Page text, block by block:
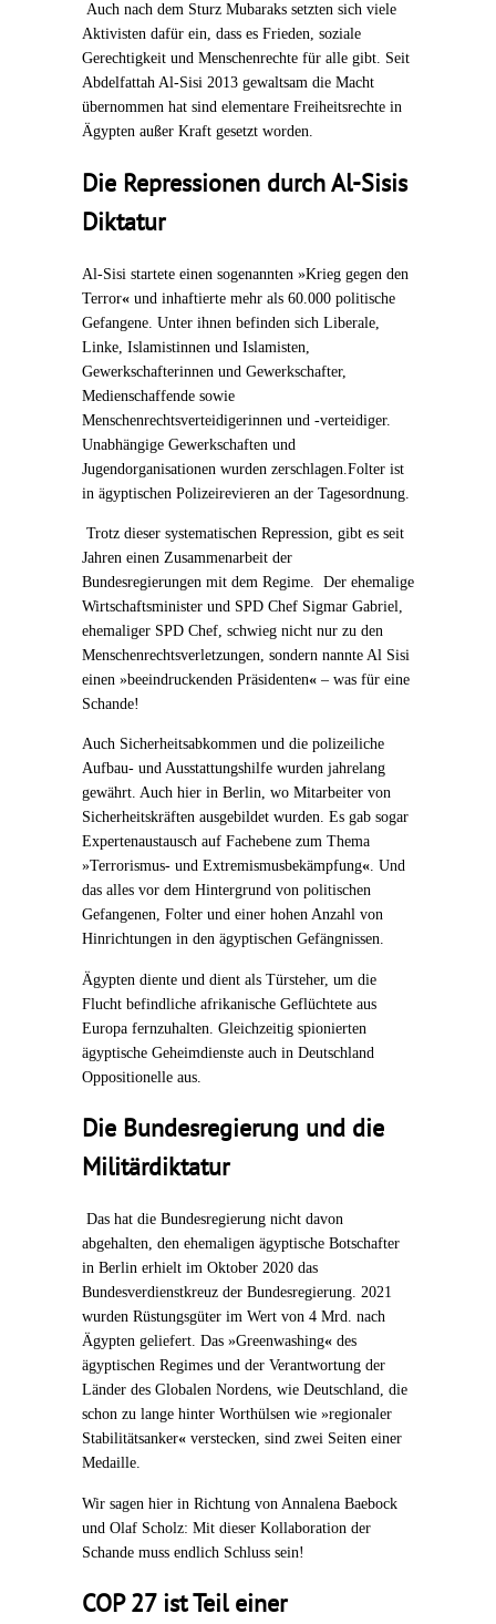
Auch nach dem Sturz Mubaraks setzten sich viele
Aktivisten dafür ein, dass es Frieden, soziale
Gerechtigkeit und Menschenrechte für alle gibt. Seit
Abdelfattah Al-Sisi 2013 gewaltsam die Macht
übernommen hat sind elementare Freiheitsrechte in
Ägypten außer Kraft gesetzt worden.
Die Repressionen durch Al-Sisis
Diktatur
Al-Sisi startete einen sogenannten »Krieg gegen den
Terror« und inhaftierte mehr als 60.000 politische
Gefangene. Unter ihnen befinden sich Liberale,
Linke, Islamistinnen und Islamisten,
Gewerkschafterinnen und Gewerkschafter,
Medienschaffende sowie
Menschenrechtsverteidigerinnen und -verteidiger.
Unabhängige Gewerkschaften und
Jugendorganisationen wurden zerschlagen.Folter ist
in ägyptischen Polizeirevieren an der Tagesordnung.
Trotz dieser systematischen Repression, gibt es seit
Jahren einen Zusammenarbeit der
Bundesregierungen mit dem Regime. Der ehemalige
Wirtschaftsminister und SPD Chef Sigmar Gabriel,
ehemaliger SPD Chef, schwieg nicht nur zu den
Menschenrechtsverletzungen, sondern nannte Al Sisi
einen »beeindruckenden Präsidenten« – was für eine
Schande!
Auch Sicherheitsabkommen und die polizeiliche
Aufbau- und Ausstattungshilfe wurden jahrelang
gewährt. Auch hier in Berlin, wo Mitarbeiter von
Sicherheitskräften ausgebildet wurden. Es gab sogar
Expertenaustausch auf Fachebene zum Thema
»Terrorismus- und Extremismusbekämpfung«. Und
das alles vor dem Hintergrund von politischen
Gefangenen, Folter und einer hohen Anzahl von
Hinrichtungen in den ägyptischen Gefängnissen.
Ägypten diente und dient als Türsteher, um die
Flucht befindliche afrikanische Geflüchtete aus
Europa fernzuhalten. Gleichzeitig spionierten
ägyptische Geheimdienste auch in Deutschland
Oppositionelle aus.
Die Bundesregierung und die
Militärdiktatur
Das hat die Bundesregierung nicht davon
abgehalten, den ehemaligen ägyptische Botschafter
in Berlin erhielt im Oktober 2020 das
Bundesverdienstkreuz der Bundesregierung. 2021
wurden Rüstungsgüter im Wert von 4 Mrd. nach
Ägypten geliefert. Das »Greenwashing« des
ägyptischen Regimes und der Verantwortung der
Länder des Globalen Nordens, wie Deutschland, die
schon zu lange hinter Worthülsen wie »regionaler
Stabilitätsanker« verstecken, sind zwei Seiten einer
Medaille.
Wir sagen hier in Richtung von Annalena Baebock
und Olaf Scholz: Mit dieser Kollaboration der
Schande muss endlich Schluss sein!
COP 27 ist Teil einer